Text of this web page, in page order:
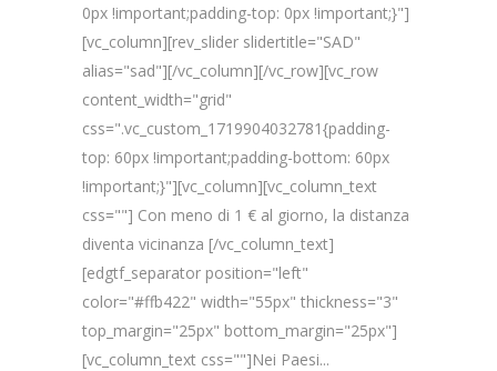
0px !important;padding-top: 0px !important;}"]
[vc_column][rev_slider slidertitle="SAD"
alias="sad"][/vc_column][/vc_row][vc_row
content_width="grid"
css=".vc_custom_1719904032781{padding-
top: 60px !important;padding-bottom: 60px
!important;}"][vc_column][vc_column_text
css=""] Con meno di 1 € al giorno, la distanza
diventa vicinanza [/vc_column_text]
[edgtf_separator position="left"
color="#ffb422" width="55px" thickness="3"
top_margin="25px" bottom_margin="25px"]
[vc_column_text css=""]Nei Paesi...